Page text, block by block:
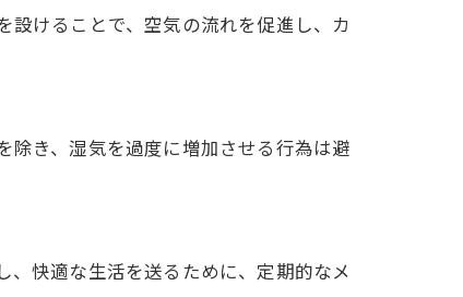
けることで、空気の流れを促進し、カ
除き、湿気を過度に増加させる行為は避
快適な生活を送るために、定期的なメ